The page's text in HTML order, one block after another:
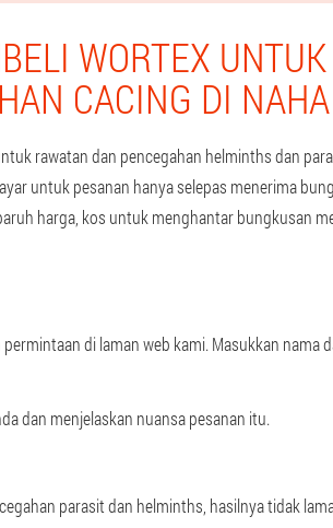
WORTEX
CACING DI NAHA
rawatan dan pencegahan helminths dan
untuk pesanan hanya selepas menerima
harga, kos untuk menghantar bungkusan
di laman web kami. Masukkan
dan menjelaskan nuansa pesanan itu.
parasit dan helminths, hasilnya tidak